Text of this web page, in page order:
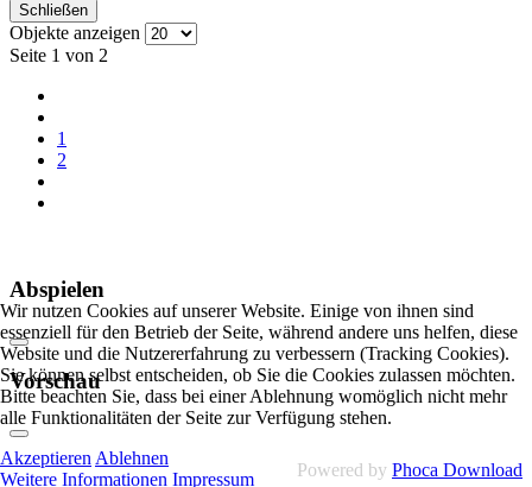
Schließen
Objekte anzeigen
Seite 1 von 2
1
2
Abspielen
Vorschau
Powered by Phoca Download
Wir nutzen Cookies auf unserer Website. Einige von ihnen sind
essenziell für den Betrieb der Seite, während andere uns helfen, diese
Website und die Nutzererfahrung zu verbessern (Tracking Cookies).
Sie können selbst entscheiden, ob Sie die Cookies zulassen möchten.
Bitte beachten Sie, dass bei einer Ablehnung womöglich nicht mehr
alle Funktionalitäten der Seite zur Verfügung stehen.
Akzeptieren Ablehnen
Weitere Informationen Impressum